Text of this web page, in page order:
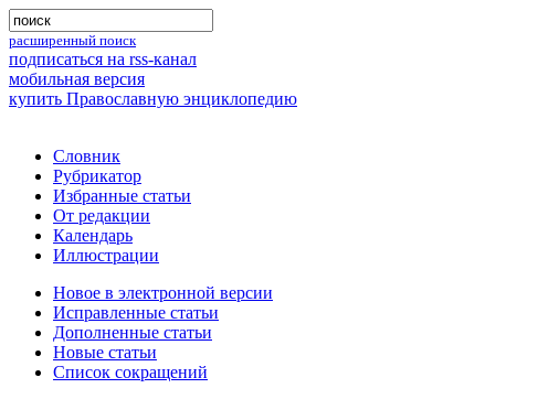
расширенный поиск
подписаться на rss-канал
мобильная версия
купить Православную энциклопедию
Словник
Рубрикатор
Избранные статьи
От редакции
Календарь
Иллюстрации
Новое в электронной версии
Исправленные статьи
Дополненные статьи
Новые статьи
Список сокращений